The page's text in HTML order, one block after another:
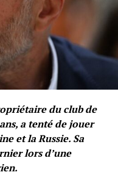
du club de
a tenté de jouer
et la Russie. Sa
lors d’une